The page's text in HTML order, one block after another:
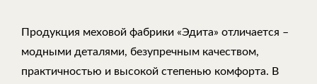
Продукция меховой фабрики «Эдита» отличается –
модными деталями, безупречным качеством,
практичностью и высокой степенью комфорта. В